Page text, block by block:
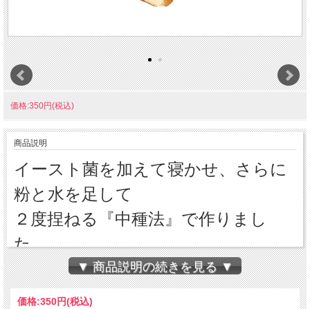
価格:350円(税込)
商品説明
イースト菌を加えて寝かせ、さらに
粉と水を足して
２度捏ねる『中種法』で作りまし
た。
生地作りに時間と手間をかけ、より
しっとりさを引きだしています。
▼ 商品説明の続きを見る ▼
価格:350円(税込)